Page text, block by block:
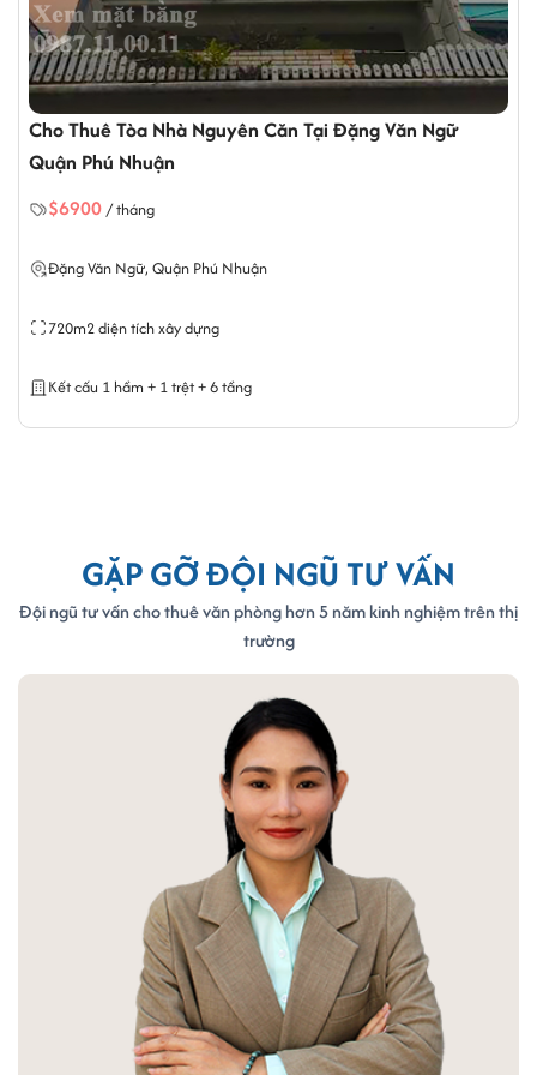
Cho Thuê Tòa Nhà Nguyên Căn Tại Đặng Văn Ngữ
Quận Phú Nhuận
$6900/ tháng
Đặng Văn Ngữ, Quận Phú Nhuận
720m2 diện tích xây dựng
Kết cấu 1 hầm + 1 trệt + 6 tầng
GẶP GỠ ĐỘI NGŨ TƯ VẤN
Đội ngũ tư vấn cho thuê văn phòng hơn 5 năm kinh nghiệm trên thị
trường